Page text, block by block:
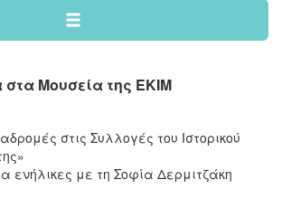
Μουσεία της ΕΚΙΜ
στις Συλλογές του Ιστορικού
ενήλικες με τη Σοφία Δερμιτζάκη